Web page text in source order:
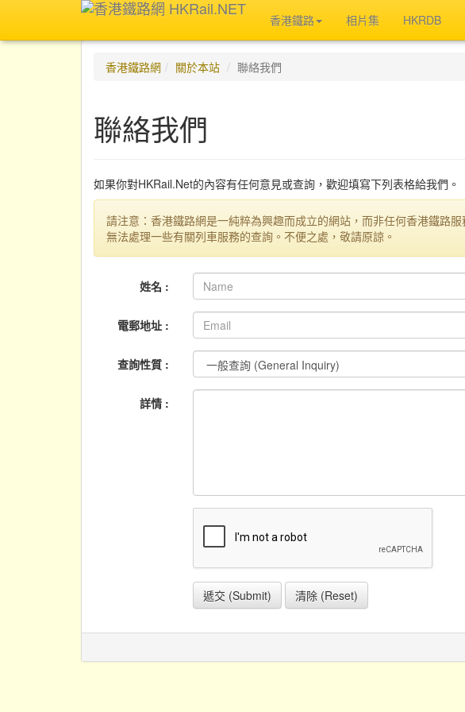
香港鐵路 相片集 HKRDB
香港鐵路網 關於本站 聯絡我們
聯絡我們
如果你對HKRail.Net的內容有任何意見或查詢，歡迎填寫下列表格給我們。
請注意：香港鐵路網是一純粹為興趣而成立的網站，而非任何香港鐵路
無法處理一些有關列車服務的查詢。不便之處，敬請原諒。
姓名 :
電郵地址 :
查詢性質 :
詳情 :